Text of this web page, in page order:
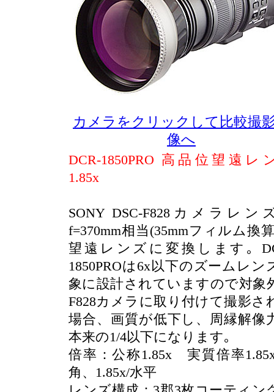
カメラをクリックして比較撮
像へ
DCR-1850PRO 高品位望遠レ
1.85x
SONY DSC-F828カメラレン
f=370mm相当(35mmフィルム換
望遠レンズに変換します｡
1850PROは6x以下のズームレン
象に設計されていますので対象
F828カメラに取り付けて撮影さ
場合、画質が低下し、周縁解像
本来の1/4以下になります｡
倍率：公称1.85x 実質倍率
角、1.85x/水平